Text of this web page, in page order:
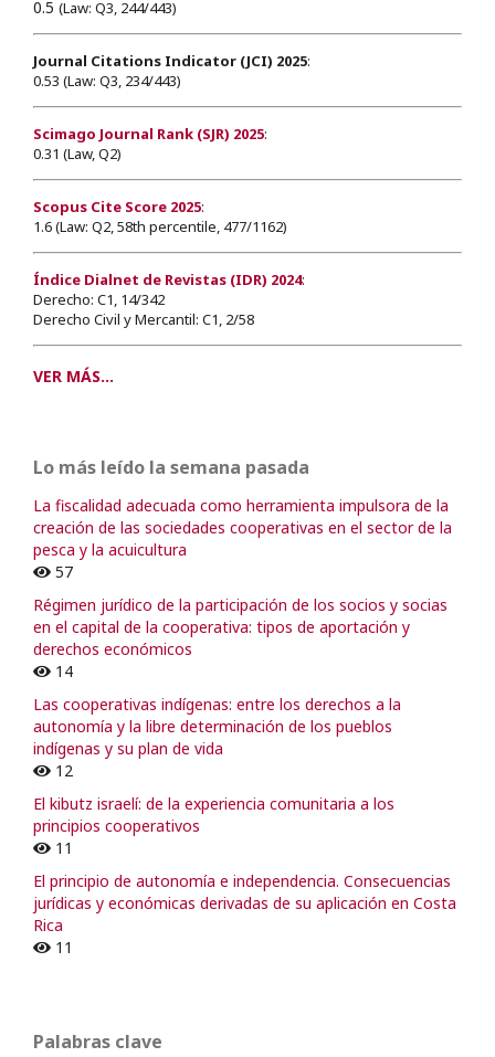
0.5 (Law: Q3, 244/443)
Journal Citations Indicator (JCI) 2025:
0.53 (Law: Q3, 234/443)
Scimago Journal Rank (SJR) 2025:
0.31 (Law, Q2)
Scopus Cite Score 2025:
1.6 (Law: Q2, 58th percentile, 477/1162)
Índice Dialnet de Revistas (IDR) 2024:
Derecho: C1, 14/342
Derecho Civil y Mercantil: C1, 2/58
VER MÁS...
Lo más leído la semana pasada
La fiscalidad adecuada como herramienta impulsora de la
creación de las sociedades cooperativas en el sector de la
pesca y la acuicultura
57
Régimen jurídico de la participación de los socios y socias
en el capital de la cooperativa: tipos de aportación y
derechos económicos
14
Las cooperativas indígenas: entre los derechos a la
autonomía y la libre determinación de los pueblos
indígenas y su plan de vida
12
El kibutz israelí: de la experiencia comunitaria a los
principios cooperativos
11
El principio de autonomía e independencia. Consecuencias
jurídicas y económicas derivadas de su aplicación en Costa
Rica
11
Palabras clave